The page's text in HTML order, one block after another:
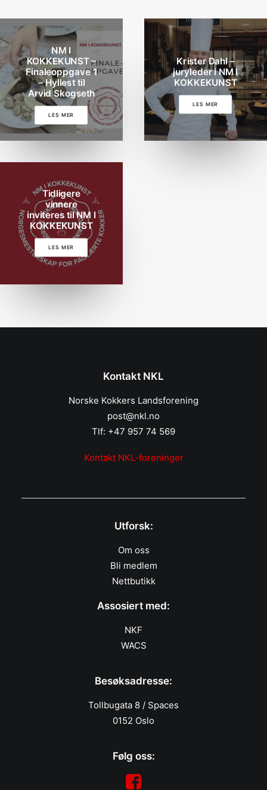
NM I
KOKKEKUNST –
Finaleoppgave 1
– Hyllest til
Arvid Skogseth
LES MER
Krister Dahl –
juryleder i NM I
KOKKEKUNST
LES MER
Tidligere
vinnere
inviteres til NM I
KOKKEKUNST
LES MER
Kontakt NKL
Norske Kokkers Landsforening
post@nkl.no
Tlf: +47 957 74 569
Kontakt NKL-foreninger
Utforsk:
Om oss
Bli medlem
Nettbutikk
Assosiert med:
NKF
WACS
Besøksadresse:
Tollbugata 8 / Spaces
0152 Oslo
Følg oss: